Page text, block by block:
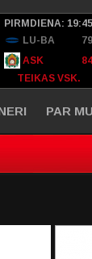
PIRMDIENA: 19:45
LU-BA
79
ASK
84
TEIKAS VSK.
PAR